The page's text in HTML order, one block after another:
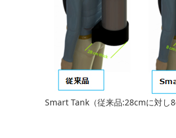
Smart Tank（従来品:28cmに対し